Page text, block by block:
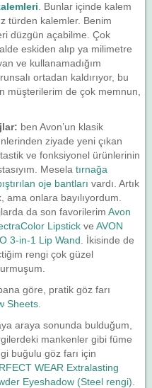
. Bunlar içinde kalem
türden kalemler. Benim
düzgün açabilme. Çok
eskiden alıp ya milimetre
ve kullanamadığım
ortadan kaldırıyor, bu
müşterilerim de çok memnun,
ben Avon’un klasik
ziyade yeni çıkan
ve fonksiyonel ürünlerinin
Mesela tırnağa
oje bantları vardı. Artık
ama onlara bayılıyordum.
da son favorilerim Avon
Lipstick ve AVON
3-in-1 Lip Wand . İkisinde de
rengi çok güzel
göre, pratik göz farı
Sheets
araya sonunda bulduğum,
mankenler gibi füme
buğulu göz farı için
WEAR Extralasting
Eyeshadow (Steel rengi)